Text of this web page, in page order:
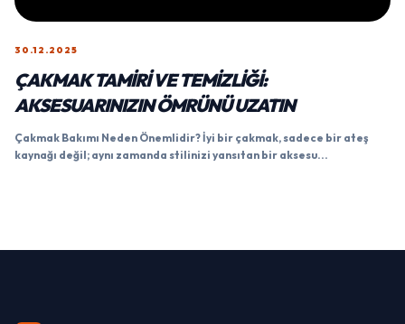
30.12.2025
ÇAKMAK TAMIRI VE TEMIZLIĞI:
AKSESUARINIZIN ÖMRÜNÜ UZATIN
Çakmak Bakımı Neden Önemlidir? İyi bir çakmak, sadece bir ateş
kaynağı değil; aynı zamanda stilinizi yansıtan bir aksesu...